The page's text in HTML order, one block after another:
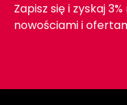
Zapisz się i zyskaj
nowościami i